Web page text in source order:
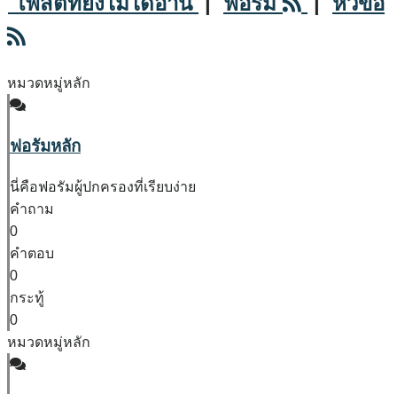
หมวดหมู่หลัก
ฟอรัมหลัก
นี่คือฟอรัมผู้ปกครองที่เรียบง่าย
คำถาม
0
คำตอบ
0
กระทู้
0
หมวดหมู่หลัก